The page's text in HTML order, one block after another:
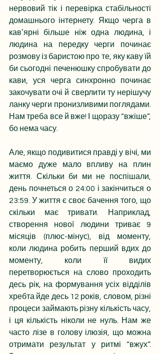
нервовий тік і перевірка стабільності
домашнього інтернету. Якщо черга в
кавʼярні більше ніж одна людина, і
людина на передку черги починає
розмову із баристою про те, яку каву їй
би сьогодні печенюшку спробувати до
кави, уся черга синхронно починає
закочувати очі й сверлити ту нерішучу
ланку черги пронизливими поглядами.
Нам треба все й вже! І щоразу “вжіше”,
бо нема часу.
Але, якщо подивитися правді у вічі, ми
маємо дуже мало впливу на плин
життя. Скільки би ми не поспішали,
день почнеться о 24:00 і закінчиться о
23:59. У життя є своє бачення того, що
скільки має тривати. Наприклад,
створення нової людини триває 9
місяців (плюс-мінус), від моменту,
коли людина робить перший вдих до
моменту, коли її видих
перетворюється на слово проходить
десь рік, на формування усіх відділів
хребта йде десь 12 років, словом, різні
процеси займають різну кількість часу,
і ця кількість ніколи не нуль. Нам же
часто лізе в голову ілюзія, що можна
отримати результат у ритмі “вжух”.